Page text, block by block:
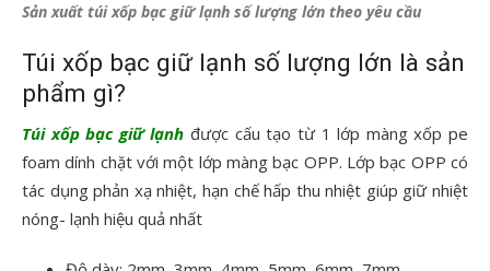
Sản xuất túi xốp bạc giữ lạnh số lượng lớn theo yêu cầu
Túi xốp bạc giữ lạnh số lượng lớn là sản
phẩm gì?
Túi xốp bạc giữ lạnh được cấu tạo từ 1 lớp màng xốp pe
foam dính chặt với một lớp màng bạc OPP. Lớp bạc OPP có
tác dụng phản xạ nhiệt, hạn chế hấp thu nhiệt giúp giữ nhiệt
nóng- lạnh hiệu quả nhất